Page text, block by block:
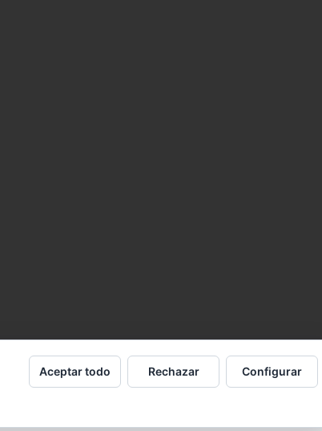
Aceptar todo Rechazar Configurar